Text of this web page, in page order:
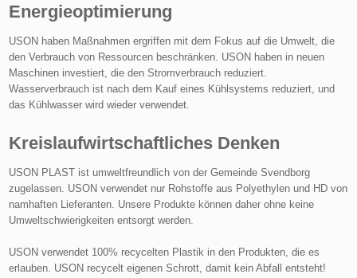
Energieoptimierung
USON haben Maßnahmen ergriffen mit dem Fokus auf die Umwelt, die
den Verbrauch von Ressourcen beschränken. USON haben in neuen
Maschinen investiert, die den Stromverbrauch reduziert.
Wasserverbrauch ist nach dem Kauf eines Kühlsystems reduziert, und
das Kühlwasser wird wieder verwendet.
Kreislaufwirtschaftliches Denken
USON PLAST ist umweltfreundlich von der Gemeinde Svendborg
zugelassen. USON verwendet nur Rohstoffe aus Polyethylen und HD von
namhaften Lieferanten. Unsere Produkte können daher ohne keine
Umweltschwierigkeiten entsorgt werden.​
USON verwendet 100% recycelten Plastik in den Produkten, die es
erlauben. USON recycelt eigenen Schrott, damit kein Abfall entsteht!